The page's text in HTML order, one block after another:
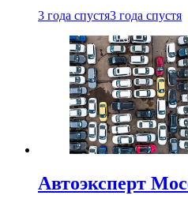
3 года спустя3 года спустя
Автоэксперт